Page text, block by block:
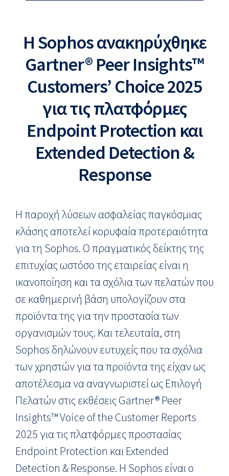
Η Sophos ανακηρύχθηκε
Gartner® Peer Insights™
Customers’ Choice 2025
για τις πλατφόρμες
Endpoint Protection και
Extended Detection &
Response
Η παροχή λύσεων ασφαλείας παγκόσμιας
κλάσης αποτελεί κορυφαία προτεραιότητα
για τη Sophos. Ο πραγματικός δείκτης της
επιτυχίας ωστόσο της εταιρείας είναι η
ικανοποίηση και τα σχόλια των πελατών που
σε καθημερινή βάση υπολογίζουν στα
προϊόντα της για την προστασία των
οργανισμών τους. Και τελευταία, στη
Sophos δηλώνουν ευτυχείς που τα σχόλια
των χρηστών για τα προϊόντα της είχαν ως
αποτέλεσμα να αναγνωριστεί ως Επιλογή
Πελατών στις εκθέσεις Gartner® Peer
Insights™ Voice of the Customer Reports
2025 για τις πλατφόρμες προστασίας
Endpoint Protection και Extended
Detection & Response. Η Sophos είναι ο